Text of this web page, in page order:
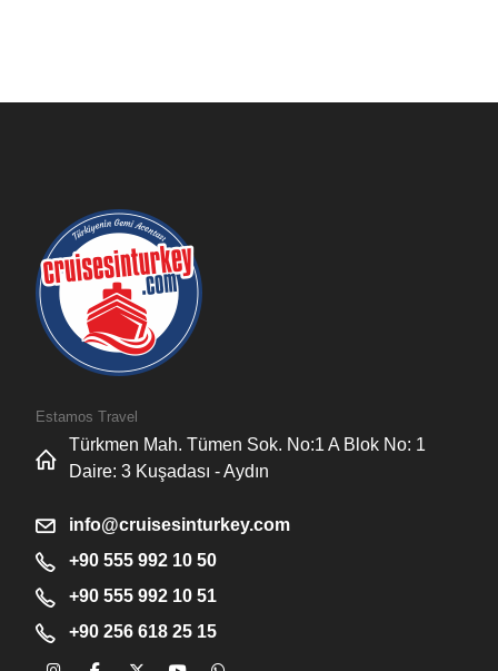
Estamos Travel
Türkmen Mah. Tümen Sok. No:1 A Blok No: 1
Daire: 3 Kuşadası - Aydın
info@cruisesinturkey.com
+90 555 992 10 50
+90 555 992 10 51
+90 256 618 25 15